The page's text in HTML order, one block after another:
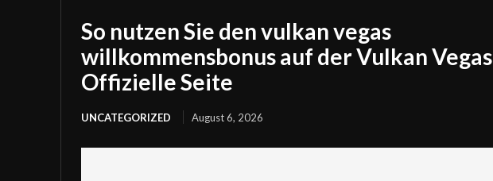
So nutzen Sie den vulkan vegas
willkommensbonus auf der Vulkan Vegas
Offizielle Seite
UNCATEGORIZED August 6, 2026